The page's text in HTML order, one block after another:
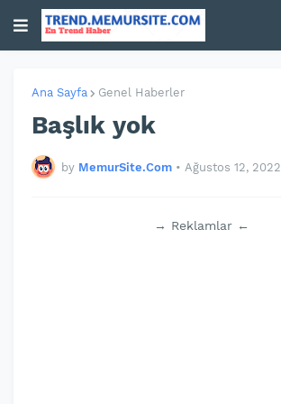
Ana Sayfa Genel Haberler
Başlık yok
by MemurSite.Com • Ağustos 12, 2022
→ Reklamlar ←